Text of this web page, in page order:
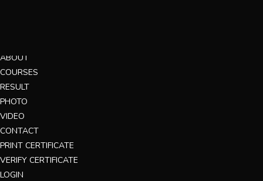
ABOUT
COURSES
RESULT
PHOTO
VIDEO
CONTACT
PRINT CERTIFICATE
VERIFY CERTIFICATE
LOGIN